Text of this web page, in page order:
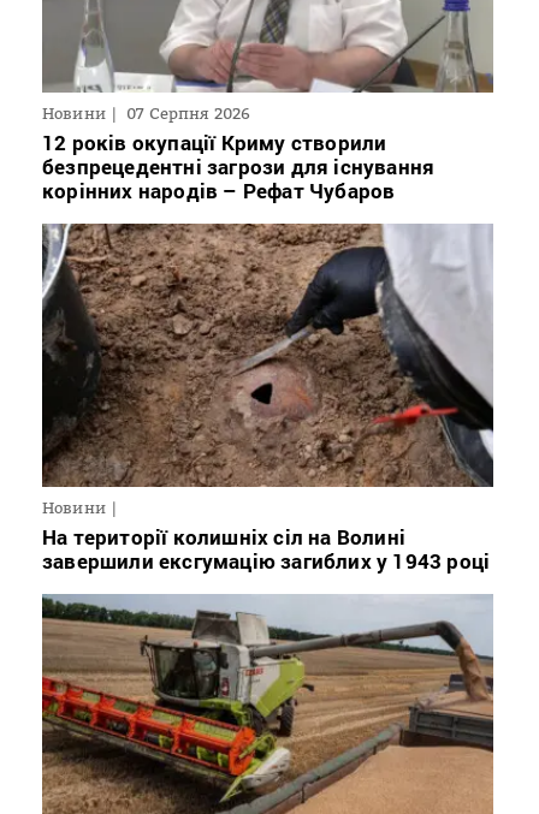
Новини 07 Серпня 2026
12 років окупації Криму створили
безпрецедентні загрози для існування
корінних народів – Рефат Чубаров
Новини
На території колишніх сіл на Волині
завершили ексгумацію загиблих у 1943 році